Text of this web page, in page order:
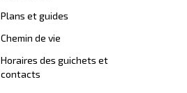
Plans et guides
Chemin de vie
Horaires des guichets et
contacts